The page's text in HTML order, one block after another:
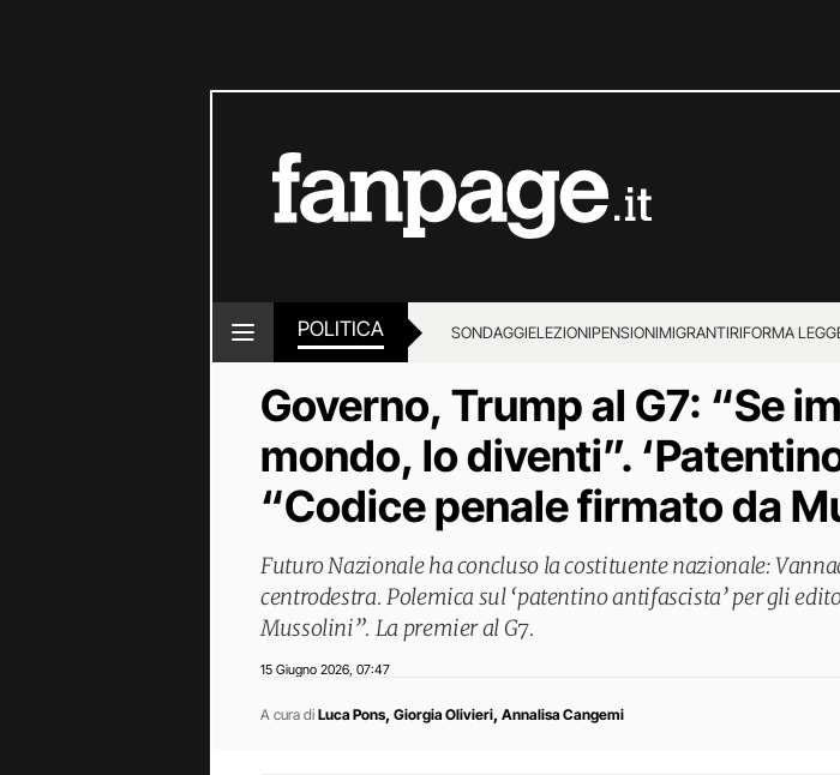
POLITICA SONDAGGIELEZIONIPENSIONIMIGRANTIRIFORMA
Governo, Trump al G7: “Se
mondo, lo diventi”.
“Codice penale firmato da
Futuro Nazionale ha concluso la costituente nazionale:
centrodestra. Polemica sul ‘patentino antifascista’ per gli
Mussolini”. La premier al G7.
15 Giugno 2026 07:47
A cura di Luca Pons, Giorgia Olivieri, Annalisa Cangemi